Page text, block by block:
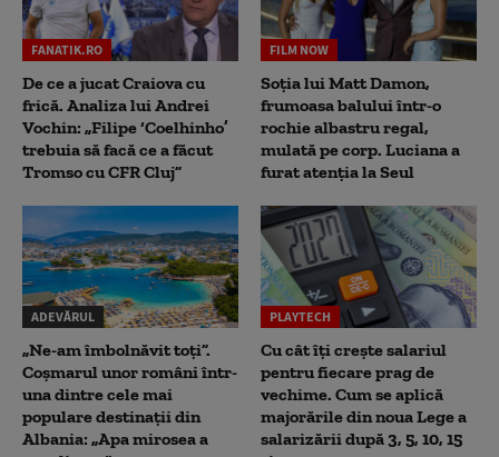
FANATIK.RO
De ce a jucat Craiova cu
frică. Analiza lui Andrei
Vochin: „Filipe ‘Coelhinho’
trebuia să facă ce a făcut
Tromso cu CFR Cluj”
FILM NOW
Soția lui Matt Damon,
frumoasa balului într-o
rochie albastru regal,
mulată pe corp. Luciana a
furat atenția la Seul
ADEVĂRUL
„Ne-am îmbolnăvit toți”.
Coșmarul unor români într-
una dintre cele mai
populare destinații din
Albania: „Apa mirosea a
PLAYTECH
Cu cât îți crește salariul
pentru fiecare prag de
vechime. Cum se aplică
majorările din noua Lege a
salarizării după 3, 5, 10, 15